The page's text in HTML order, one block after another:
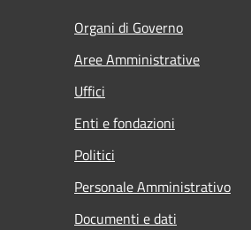
Organi di Governo
Aree Amministrative
Uffici
Enti e fondazioni
Politici
Personale Amministrativo
Documenti e dati